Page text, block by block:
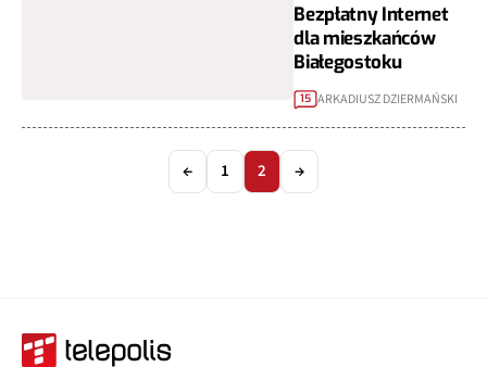
Bezpłatny Internet
dla mieszkańców
Białegostoku
15 ARKADIUSZ DZIERMAŃSKI
← 1 2 →